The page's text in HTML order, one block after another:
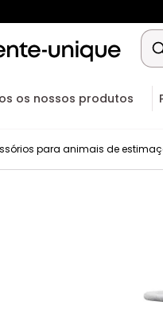
os nossos produtos
para animais de